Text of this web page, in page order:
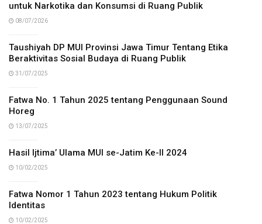
untuk Narkotika dan Konsumsi di Ruang Publik
08/07/2026
Taushiyah DP MUI Provinsi Jawa Timur Tentang Etika
Beraktivitas Sosial Budaya di Ruang Publik
31/07/2025
Fatwa No. 1 Tahun 2025 tentang Penggunaan Sound
Horeg
13/07/2025
Hasil Ijtima’ Ulama MUI se-Jatim Ke-II 2024
10/02/2025
Fatwa Nomor 1 Tahun 2023 tentang Hukum Politik
Identitas
10/02/2025